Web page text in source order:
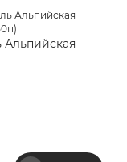
Альпийская